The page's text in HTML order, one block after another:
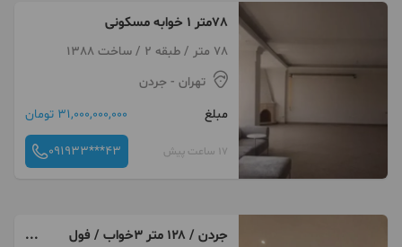
78متر 1 خوابه مسکونی
78 متر / طبقه 2 / ساخت 1388
تهران - جردن
مبلغ
31,000,000,000 تومان
17 ساعت پیش 091933***43
جردن / ۱۲۸ متر ۳خواب / فول